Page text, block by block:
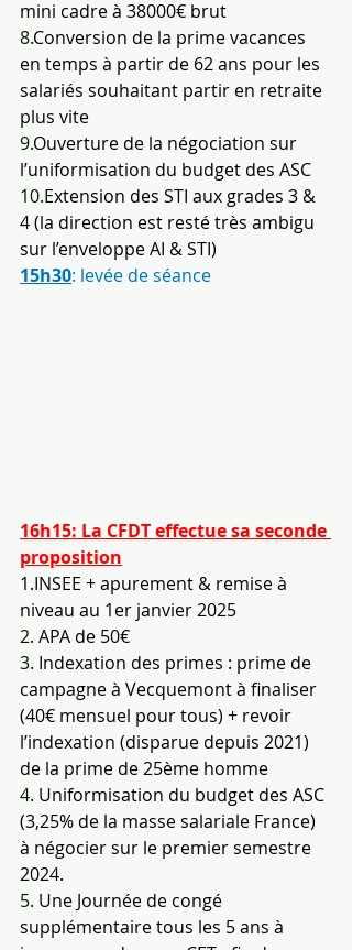
mini cadre à 38000€ brut
8.Conversion de la prime vacances
en temps à partir de 62 ans pour les
salariés souhaitant partir en retraite
plus vite
9.Ouverture de la négociation sur
l’uniformisation du budget des ASC
10.Extension des STI aux grades 3 &
4 (la direction est resté très ambigu
sur l’enveloppe AI & STI)
15h30: levée de séance
16h15: La CFDT effectue sa seconde
proposition
1.INSEE + apurement & remise à
niveau au 1er janvier 2025
2. APA de 50€
3. Indexation des primes : prime de
campagne à Vecquemont à finaliser
(40€ mensuel pour tous) + revoir
l’indexation (disparue depuis 2021)
de la prime de 25ème homme
4. Uniformisation du budget des ASC
(3,25% de la masse salariale France)
à négocier sur le premier semestre
2024.
5. Une Journée de congé
supplémentaire tous les 5 ans à